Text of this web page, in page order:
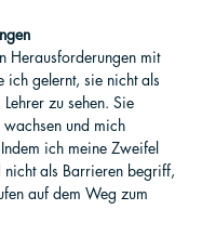
Herausforderungen mit
ich gelernt, sie nicht als
zu sehen. Sie
und mich
ich meine Zweifel
als Barrieren begriff,
auf dem Weg zum